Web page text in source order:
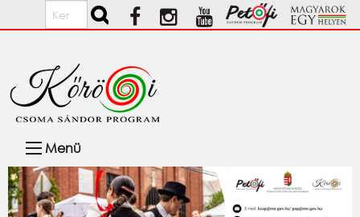
Ugrás a tartalomra
Keresés
navigáció
Menü